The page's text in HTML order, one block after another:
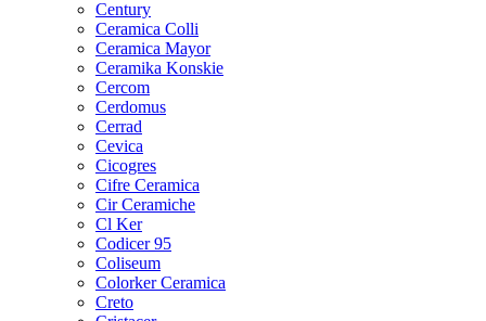
Century
Ceramica Colli
Ceramica Mayor
Ceramika Konskie
Cercom
Cerdomus
Cerrad
Cevica
Cicogres
Cifre Ceramica
Cir Ceramiche
Cl Ker
Codicer 95
Coliseum
Colorker Ceramica
Creto